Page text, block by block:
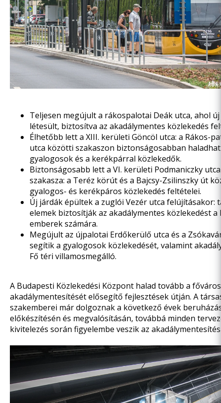
Teljesen megújulta rákospalotai Deák utca, ahol
létesült, biztosítva az akadálymentes közlekedés
Élhetőbb letta XIII. kerületi Göncöl utca: a Rákos-
utca közötti szakaszon biztonságosabban
gyalogosok és a kerékpárral közlekedők.
Biztonságosabb letta VI. kerületi Podmaniczky utca
szakasza: a Teréz körút és a Bajcsy-Zsilinszky út
gyalogos- és kerékpáros közlekedés feltételei.
Új járdák épülteka zuglói Vezér utca felújításakor:
elemek biztosítják az akadálymentes közlekedést
emberek számára.
Megújultaz újpalotai Erdőkerülő utca és a
segítik a gyalogosok közlekedését, valamint
Fő téri villamosmegálló.
A Budapesti Közlekedési Központ halad tovább a főváros
akadálymentesítését elősegítő fejlesztések útján. A
szakemberei már dolgoznak a következő évek
előkészítésén és megvalósításán, továbbá minden
kivitelezés során figyelembe veszik az